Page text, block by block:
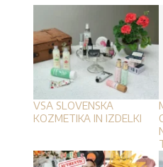
VSA SLOVENSKA
KOZMETIKA IN IZDELKI